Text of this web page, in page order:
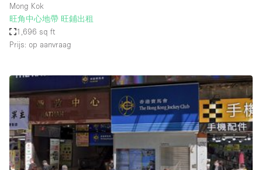
Beveiligingssysteem
Concierge
Dakterras
Drankvergunning
Elektriciteit
Etalage
Grote entree
Mong Kok
旺角中心地帶 旺鋪出租
1,696 sq ft
Prijs: op aanvraag